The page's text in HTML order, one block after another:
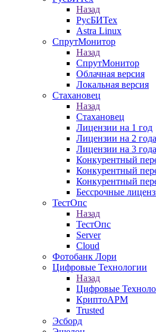
Назад
РусБИТех
Astra Linux
СпрутМонитор
Назад
СпрутМонитор
Облачная версия
Локальная версия
Стахановец
Назад
Стахановец
Лицензии на 1 год
Лицензии на 2 года
Лицензии на 3 года
Конкурентный
Конкурентный
Конкурентный
Бессрочные
ТестОпс
Назад
ТестОпс
Server
Cloud
Фотобанк Лори
Цифровые Технологии
Назад
Цифровые
КриптоАРМ
Trusted
Эсборд